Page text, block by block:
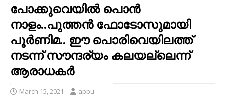
പോക്കുവെയിൽ പൊൻ
നാളം..പുത്തന്‍ ഫോടോസുമായി
പൂര്‍ണിമ.. ഈ പൊരിവെയിലത്ത്
നടന്ന് സൗന്ദര്യം കലയല്ലെന്ന്
ആരാധകര്‍
March 15, 2021 appu